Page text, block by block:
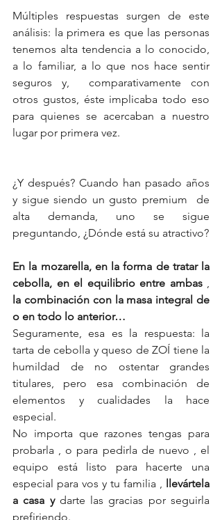
Múltiples respuestas surgen de este
análisis: la primera es que las personas
tenemos alta tendencia a lo conocido,
a lo familiar, a lo que nos hace sentir
seguros y,  comparativamente con
otros gustos, éste implicaba todo eso
para quienes se acercaban a nuestro
lugar por primera vez.
¿Y después? Cuando han pasado años
y sigue siendo un gusto premium  de
alta demanda, uno se sigue
En la mozarella, en la forma de tratar la
cebolla, en el equilibrio entre ambas
la combinación con la masa integral de
o en todo lo anterior…
Seguramente, esa es la respuesta: la
tarta de cebolla y queso de ZOÍ tiene la
humildad de no ostentar grandes
titulares, pero esa combinación de
elementos y cualidades la hace
especial.
No importa que razones tengas para
probarla , o para pedirla de nuevo , el
equipo está listo para hacerte una
especial para vos y tu familia , llevártela
a casa y darte las gracias por seguirla
prefiriendo.